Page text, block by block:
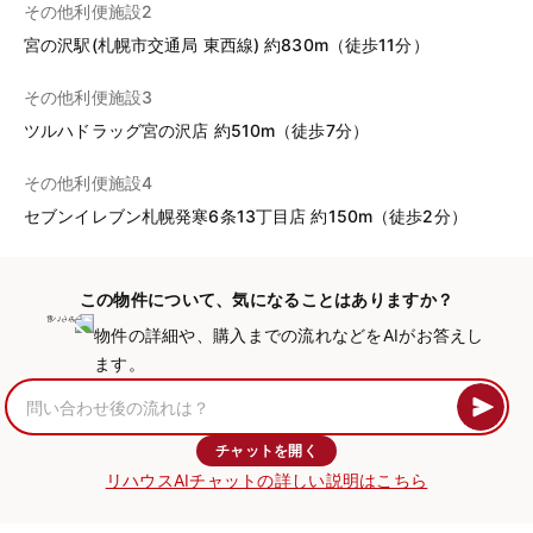
その他利便施設2
宮の沢駅(札幌市交通局 東西線) 約830m（徒歩11分）
その他利便施設3
ツルハドラッグ宮の沢店 約510m（徒歩7分）
その他利便施設4
セブンイレブン札幌発寒6条13丁目店 約150m（徒歩2分）
この物件について、気になることはありますか？
物件の詳細や、購入までの流れなどをAIがお答えし
ます。
チャットを開く
リハウスAIチャットの詳しい説明はこちら